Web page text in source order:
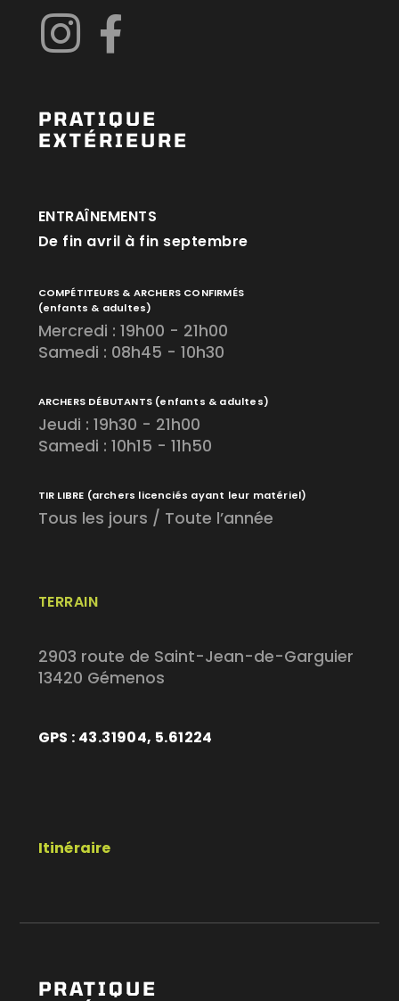
PRATIQUE
EXTÉRIEURE
TERRAIN
2903 route de Saint-Jean-de-Garguier
13420 Gémenos
GPS : 43.31904, 5.61224
Itinéraire
ENTRAÎNEMENTS
De fin avril à fin septembre
COMPÉTITEURS & ARCHERS CONFIRMÉS
(enfants & adultes)
Mercredi : 19h00 - 21h00
Samedi : 08h45 - 10h30
ARCHERS DÉBUTANTS (enfants & adultes)
Jeudi : 19h30 - 21h00
Samedi : 10h15 - 11h50
TIR LIBRE (archers licenciés ayant leur matériel)
Tous les jours / Toute l’année
PRATIQUE